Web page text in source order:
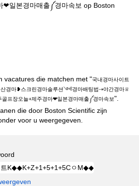
❤일본경마매출༼경마속보 op Boston
vacatures die matchen met "국내경마사이트
산경마❥스크린경마솔루션༺경마배팅법⇢야간경마♕
프장오늘+제주경마❤일본경마매출༼경마속보".
die door Boston Scientific zijn
voor u weergegeven.